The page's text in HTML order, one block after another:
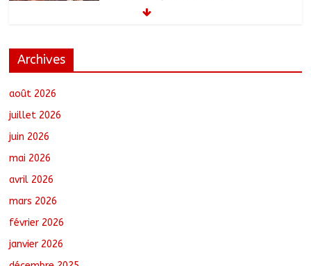
août 6, 2026
sûreté
Archives
août 2026
juillet 2026
juin 2026
mai 2026
avril 2026
mars 2026
février 2026
janvier 2026